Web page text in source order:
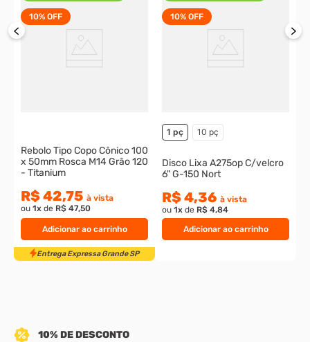
10% OFF
Adicionar ao carrinho
Rebolo Tipo Copo Cônico 100
x 50mm Rosca M14 Grão 120
- Titanium
R$ 42,75 à vista
ou 1x de R$ 47,50
10% OFF
Adicionar ao carrinho
1 pç 10 pç
Disco Lixa A275op C/velcro
6" G-150 Nort
R$ 4,36 à vista
ou 1x de R$ 4,84
10% DE DESCONTO